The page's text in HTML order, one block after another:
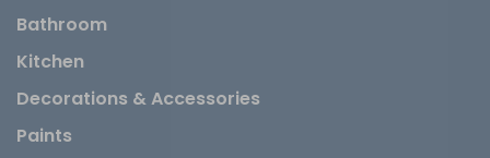
Bathroom
Kitchen
Decorations & Accessories
Paints